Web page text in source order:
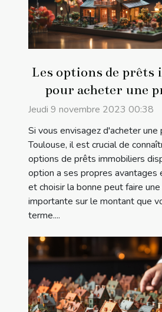
Les options de
pour acheter une
Toulouse
Jeudi 9 novembre 2023 00:38
Si vous envisagez d'acheter une
Toulouse, il est crucial de
options de prêts immobiliers
option a ses propres avantages
et choisir la bonne peut faire
importante sur le montant que
terme....